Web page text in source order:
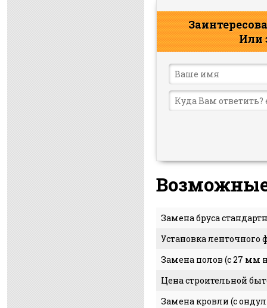
Или
Замена бруса
Установка ленточного
Замена полов (с 27 мм
Цена строительной
Замена кровли (с